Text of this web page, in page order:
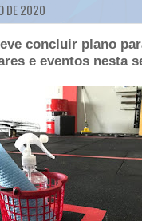
DE 2020
concluir plano
e eventos nesta